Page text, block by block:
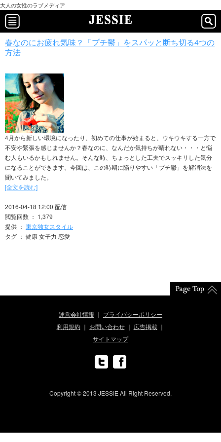
大人の女性のラブメディア
春なのにお疲れ気味？「プチ鬱」をスパッと断ち切る4つの
方法
4月から新しい環境になったり、初めての仕事が始まると、ウキウキする一方で
不安や緊張を感じませんか？春なのに、なんだか気持ちが晴れない・・・と悩
む人もいるかもしれません。そんな時、ちょっとした工夫でスッキリした気分
になることができます。今回は、この時期に陥りやすい「プチ鬱」を解消法を
聞いてみました。
[全文を読む]
2016-04-18 12:00 配信
閲覧回数 ： 1,379
提供 ： 東京独女スタイル
タグ ： 健康 女子力 恋愛
運営会社情報
プライバシーポリシー
利用規約
お問い合わせ
広告掲載
サイトマップ
Copyright © 2013 JESSIE All Right Reserved.